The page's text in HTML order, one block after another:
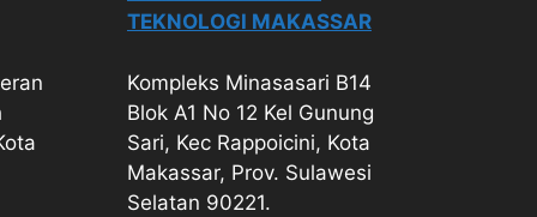
TEKNOLOGI MAKASSAR
Kompleks Minasasari B14
Blok A1 No 12 Kel Gunung
Sari, Kec Rappoicini, Kota
Makassar, Prov. Sulawesi
Selatan 90221.